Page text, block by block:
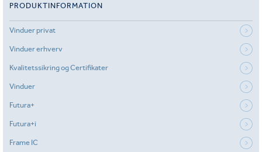
PRODUKTINFORMATION
Vinduer privat
Vinduer erhverv
Kvalitetssikring og Certifikater
Vinduer
Futura+
Futura+i
Frame IC